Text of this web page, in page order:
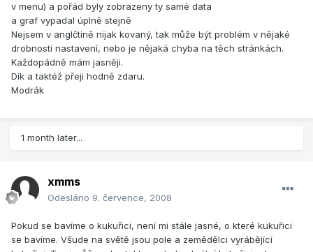
v menu) a pořád byly zobrazeny ty samé data
a graf vypadal úplně stejně
Nejsem v anglčtině nijak kovaný, tak může být problém v nějaké
drobnosti nastavení, nebo je nějaká chyba na těch stránkách.
Každopádně mám jasněji.
Dík a taktéž přeji hodně zdaru.
Modrák
1 month later...
xmms
Odesláno 9. července, 2008
Pokud se bavíme o kukuřici, není mi stále jasné, o které kukuřici
se bavíme. Všude na světě jsou pole a zemědělci vyrábějící